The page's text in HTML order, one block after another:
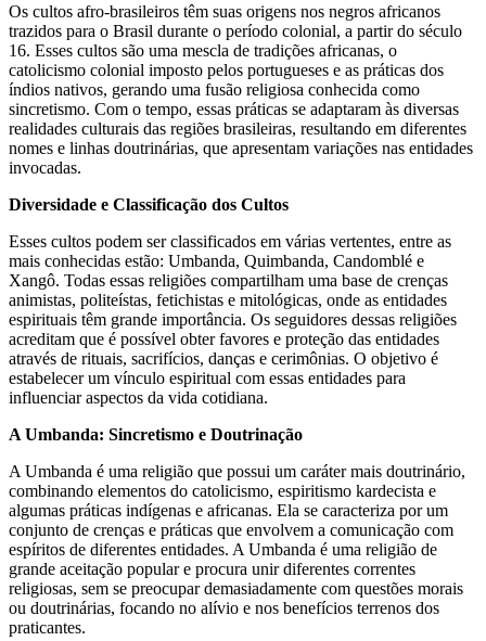
Os cultos afro-brasileiros têm suas origens nos negros africanos
trazidos para o Brasil durante o período colonial, a partir do século
16. Esses cultos são uma mescla de tradições africanas, o
catolicismo colonial imposto pelos portugueses e as práticas dos
índios nativos, gerando uma fusão religiosa conhecida como
sincretismo. Com o tempo, essas práticas se adaptaram às diversas
realidades culturais das regiões brasileiras, resultando em diferentes
nomes e linhas doutrinárias, que apresentam variações nas entidades
invocadas.
Diversidade e Classificação dos Cultos
Esses cultos podem ser classificados em várias vertentes, entre as
mais conhecidas estão: Umbanda, Quimbanda, Candomblé e
Xangô. Todas essas religiões compartilham uma base de crenças
animistas, politeístas, fetichistas e mitológicas, onde as entidades
espirituais têm grande importância. Os seguidores dessas religiões
acreditam que é possível obter favores e proteção das entidades
através de rituais, sacrifícios, danças e cerimônias. O objetivo é
estabelecer um vínculo espiritual com essas entidades para
influenciar aspectos da vida cotidiana.
A Umbanda: Sincretismo e Doutrinação
A Umbanda é uma religião que possui um caráter mais doutrinário,
combinando elementos do catolicismo, espiritismo kardecista e
algumas práticas indígenas e africanas. Ela se caracteriza por um
conjunto de crenças e práticas que envolvem a comunicação com
espíritos de diferentes entidades. A Umbanda é uma religião de
grande aceitação popular e procura unir diferentes correntes
religiosas, sem se preocupar demasiadamente com questões morais
ou doutrinárias, focando no alívio e nos benefícios terrenos dos
praticantes.